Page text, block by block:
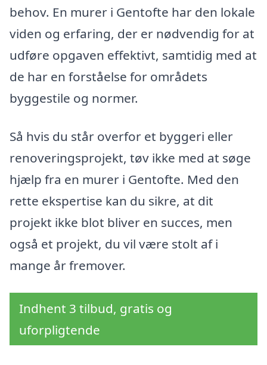
behov. En murer i Gentofte har den lokale
viden og erfaring, der er nødvendig for at
udføre opgaven effektivt, samtidig med at
de har en forståelse for områdets
byggestile og normer.
Så hvis du står overfor et byggeri eller
renoveringsprojekt, tøv ikke med at søge
hjælp fra en murer i Gentofte. Med den
rette ekspertise kan du sikre, at dit
projekt ikke blot bliver en succes, men
også et projekt, du vil være stolt af i
mange år fremover.
Indhent 3 tilbud, gratis og
uforpligtende